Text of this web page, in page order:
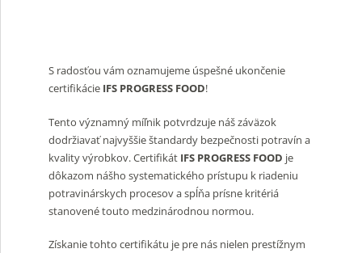
S radosťou vám oznamujeme úspešné ukončenie
certifikácie IFS PROGRESS FOOD!
Tento významný míľnik potvrdzuje náš záväzok
dodržiavať najvyššie štandardy bezpečnosti potravín a
kvality výrobkov. Certifikát IFS PROGRESS FOOD je
dôkazom nášho systematického prístupu k riadeniu
potravinárskych procesov a spĺňa prísne kritériá
stanovené touto medzinárodnou normou.
Získanie tohto certifikátu je pre nás nielen prestížnym